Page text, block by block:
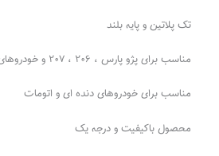
تک پلاتین و پایه بلند
مناسب برای پژو پارس ، ۲۰۶ ، ۲۰۷ و خودروهای موتور tu5
مناسب برای خودروهای دنده ای و اتومات
محصول باکیفیت و درجه یک